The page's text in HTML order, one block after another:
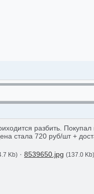
разбить. Покупал
стала 720 руб/шт +
Kb) · 8539650.jpg (137.0 Kb)